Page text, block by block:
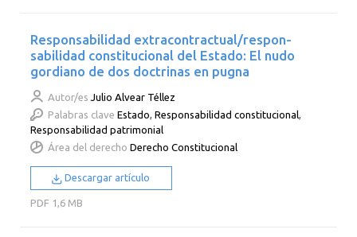
Responsabilidad extracontractual/respon-
sabilidad constitucional del Estado: El nudo
gordiano de dos doctrinas en pugna
Autor/es Julio Alvear Téllez
Palabras clave Estado,Responsabilidad constitucional,
Responsabilidad patrimonial
Área del derecho Derecho Constitucional
Descargar artículo
PDF 1,6 MB